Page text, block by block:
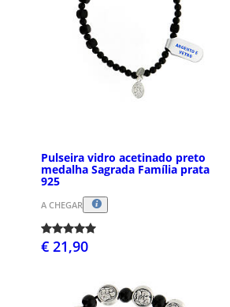
Pulseira vidro acetinado preto
medalha Sagrada Família prata
925
A CHEGAR
€ 21,90